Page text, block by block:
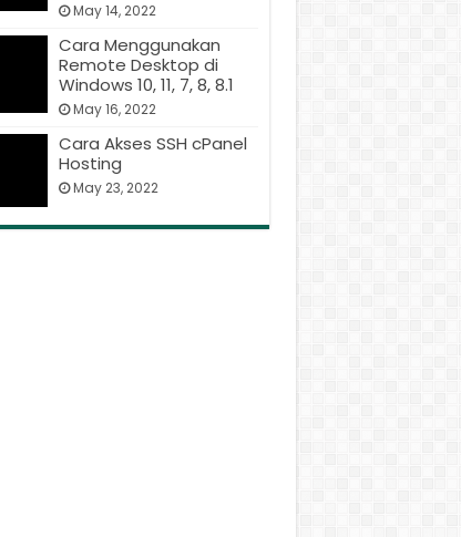
May 14, 2022
Cara Menggunakan
Remote Desktop di
Windows 10, 11, 7, 8, 8.1
May 16, 2022
Cara Akses SSH cPanel
Hosting
May 23, 2022